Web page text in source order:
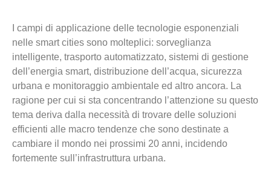
I campi di applicazione delle tecnologie esponenziali
nelle smart cities sono molteplici: sorveglianza
intelligente, trasporto automatizzato, sistemi di gestione
dell’energia smart, distribuzione dell’acqua, sicurezza
urbana e monitoraggio ambientale ed altro ancora. La
ragione per cui si sta concentrando l’attenzione su questo
tema deriva dalla necessità di trovare delle soluzioni
efficienti alle macro tendenze che sono destinate a
cambiare il mondo nei prossimi 20 anni, incidendo
fortemente sull’infrastruttura urbana.